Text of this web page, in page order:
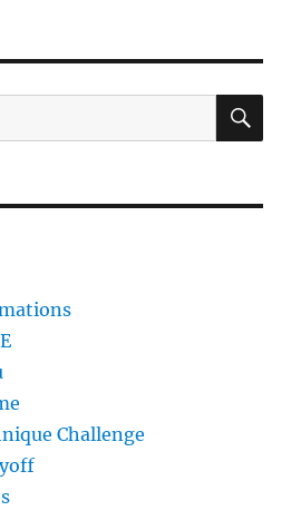
officielle
Challenge